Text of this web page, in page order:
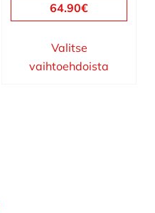
64.90€
Valitse
vaihtoehdoista